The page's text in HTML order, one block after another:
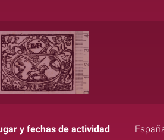
y fechas de actividad